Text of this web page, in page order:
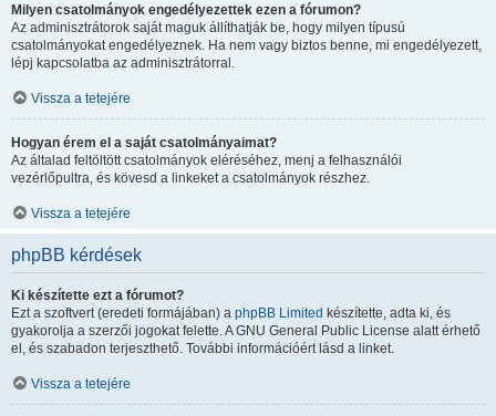
Milyen csatolmányok engedélyezettek ezen a fórumon?
Az adminisztrátorok saját maguk állíthatják be, hogy milyen típusú
csatolmányokat engedélyeznek. Ha nem vagy biztos benne, mi engedélyezett,
lépj kapcsolatba az adminisztrátorral.
Vissza a tetejére
Hogyan érem el a saját csatolmányaimat?
Az általad feltöltött csatolmányok eléréséhez, menj a felhasználói
vezérlőpultra, és kövesd a linkeket a csatolmányok részhez.
Vissza a tetejére
phpBB kérdések
Ki készítette ezt a fórumot?
Ezt a szoftvert (eredeti formájában) a phpBB Limited készítette, adta ki, és
gyakorolja a szerzői jogokat felette. A GNU General Public License alatt érhető
el, és szabadon terjeszthető. További információért lásd a linket.
Vissza a tetejére